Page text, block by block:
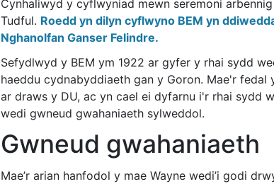
Cynhaliwyd y cyflwyniad mewn seremoni
Tudful. Roedd yn dilyn cyflwyno BEM yn
Nghanolfan Ganser Felindre.
Sefydlwyd y BEM ym 1922 ar gyfer y rhai sydd
haeddu cydnabyddiaeth gan y Goron. Mae'r
ar draws y DU, ac yn cael ei dyfarnu i'r rhai sydd
wedi gwneud gwahaniaeth sylweddol.
Gwneud gwahaniaeth
Mae’r arian hanfodol y mae Wayne wedi’i godi